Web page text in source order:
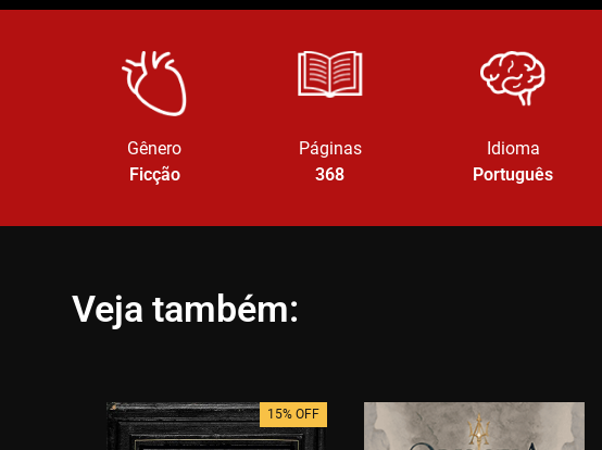
Gênero
Ficção
Páginas
368
Idioma
Português
Veja também:
15% OFF